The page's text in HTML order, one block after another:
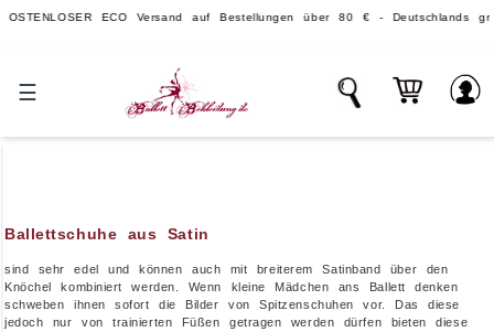
ECO Versand auf Bestellungen über 80 € - Deutschlands
☰
Ballettschuhe aus Satin
sind sehr edel und können auch mit breiterem Satinband über den
Knöchel kombiniert werden. Wenn kleine Mädchen ans Ballett denken
schweben ihnen sofort die Bilder von Spitzenschuhen vor. Das diese
jedoch nur von trainierten Füßen getragen werden dürfen bieten diese